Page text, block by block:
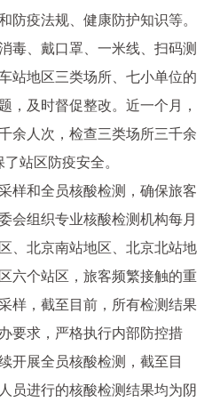
防疫法规、健康防护知识等。
、戴口罩、一米线、扫码测
站地区三类场所、七小单位的
，及时督促整改。近一个月，
余人次，检查三类场所三千余
站区防疫安全。
和全员核酸检测，确保旅客
会组织专业核酸检测机构每月
、北京南站地区、北京北站地
六个站区，旅客频繁接触的重
样，截至目前，所有检测结果
要求，严格执行内部防控措
开展全员核酸检测，截至目
员进行的核酸检测结果均为阴